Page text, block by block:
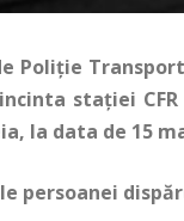
Poliţie
staţiei
la data de 15
persoanei